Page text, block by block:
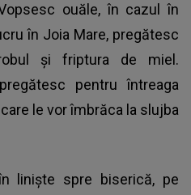
ouăle, în cazul în
în Joia Mare, pregătesc
şi friptura de miel.
pentru întreaga
le vor îmbrăca la slujba
linişte spre biserică, pe